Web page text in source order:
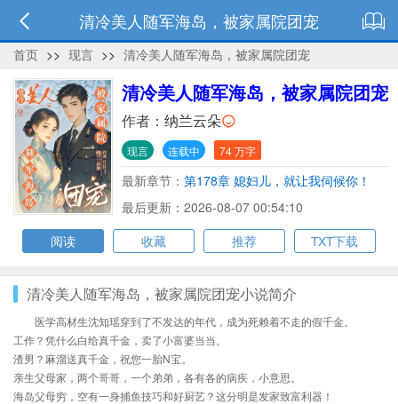
清冷美人随军海岛，被家属院团宠
首页 >> 现言 >> 清冷美人随军海岛，被家属院团宠
清冷美人随军海岛，被家属院团宠
作者： 纳兰云朵
现言 连载中 74 万字
最新章节： 第178章 媳妇儿，就让我伺候你！
最后更新：2026-08-07 00:54:10
阅读
收藏 推荐 TXT下载
清冷美人随军海岛，被家属院团宠小说简介
医学高材生沈知瑶穿到了不发达的年代，成为死赖着不走的假千金。
工作？凭什么白给真千金，卖了小富婆当当。
渣男？麻溜送真千金，祝您一胎N宝。
亲生父母家，两个哥哥，一个弟弟，各有各的病疾，小意思。
海岛父母穷，空有一身捕鱼技巧和好厨艺？这分明是发家致富利器！